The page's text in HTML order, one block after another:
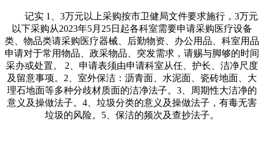
记实 1、3万元以上采购按市卫健局文件要求施行，3万元
以下采购从2023年5月25日起各科室需要申请采购医疗设备
类、物品类请采购医疗器械、后勤物资、办公用品、科室用品
申请对于常用物品、政采物品、突发需求，请赐与脚够的时间
采办或处置。 2、申请表须由申请科室从任、护长、洁净尺度
及留意事项。2、室外保洁：沥青面、水泥面、瓷砖地面、大
理石地面等多种分歧材质面的洁净法子。3、周期性大洁净的
意义及操做法子。4、垃圾分类的意义及操做法子，有毒无害
垃圾的风险。5、保洁的频次及查抄法子。